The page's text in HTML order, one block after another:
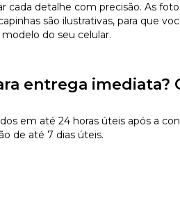
detalhe com precisão. As
são ilustrativas, para que
do seu celular.
entrega imediata?
em até 24 horas úteis após a
de até 7 dias úteis.